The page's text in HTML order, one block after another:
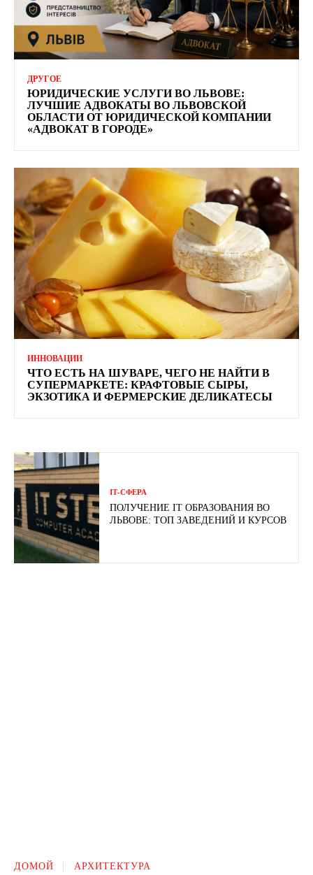
ДРУГОЕ
ЮРИДИЧЕСКИЕ УСЛУГИ ВО ЛЬВОВЕ:
ЛУЧШИЕ АДВОКАТЫ ВО ЛЬВОВСКОЙ
ОБЛАСТИ ОТ ЮРИДИЧЕСКОЙ КОМПАНИИ
«АДВОКАТ В ГОРОДЕ»
ИННОВАЦИИ
ЧТО ЕСТЬ НА ШУВАРЕ, ЧЕГО НЕ НАЙТИ В
СУПЕРМАРКЕТЕ: КРАФТОВЫЕ СЫРЫ,
ЭКЗОТИКА И ФЕРМЕРСКИЕ ДЕЛИКАТЕСЫ
ІТ-СФЕРА
ПОЛУЧЕНИЕ IT ОБРАЗОВАНИЯ ВО
ЛЬВОВЕ: ТОП ЗАВЕДЕНИЙ И КУРСОВ